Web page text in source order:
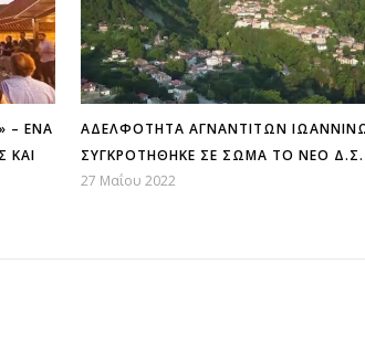
– ΈΝΑ
ΚΑΙ
ΑΔΕΛΦΌΤΗΤΑ ΑΓΝΑΝΤΙΤΏΝ
ΣΥΓΚΡΟΤΉΘΗΚΕ ΣΕ ΣΏΜΑ ΤΟ ΝΈΟ Δ.Σ.
27 Μαΐου 2022